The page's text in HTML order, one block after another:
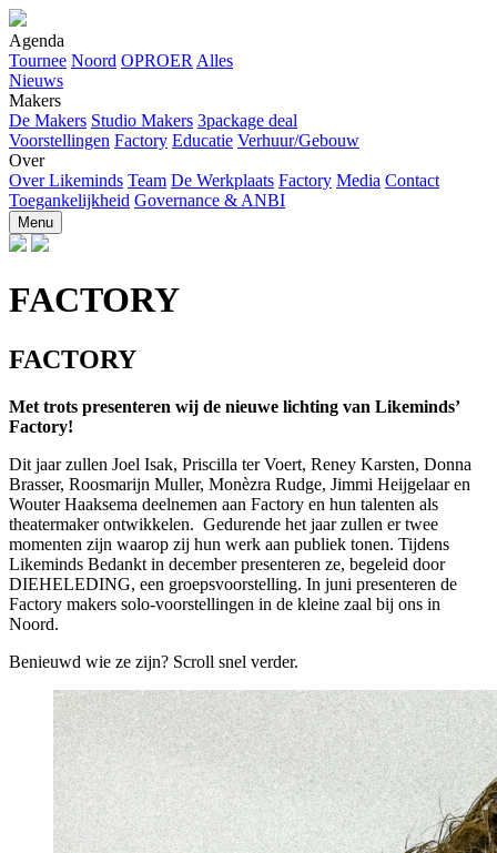
Agenda
Tournee Noord OPROER Alles
Nieuws
Makers
De Makers Studio Makers 3package deal
Voorstellingen Factory Educatie Verhuur/Gebouw
Over
Over Likeminds Team De Werkplaats Factory Media Contact
Toegankelijkheid Governance & ANBI
Menu
FACTORY
FACTORY
Met trots presenteren wij de nieuwe lichting van Likeminds’
Factory!
Dit jaar zullen Joel Isak, Priscilla ter Voert, Reney Karsten, Donna
Brasser, Roosmarijn Muller, Monèzra Rudge, Jimmi Heijgelaar en
Wouter Haaksema deelnemen aan Factory en hun talenten als
theatermaker ontwikkelen. Gedurende het jaar zullen er twee
momenten zijn waarop zij hun werk aan publiek tonen. Tijdens
Likeminds Bedankt in december presenteren ze, begeleid door
DIEHELEDING, een groepsvoorstelling. In juni presenteren de
Factory makers solo-voorstellingen in de kleine zaal bij ons in
Noord.
Benieuwd wie ze zijn? Scroll snel verder.